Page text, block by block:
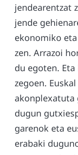
jendearentzat
jende
ekonomiko
zen. Arrazoi
du egoten.
zegoen.
akonplexatuta
dugun
garenok eta
erabaki